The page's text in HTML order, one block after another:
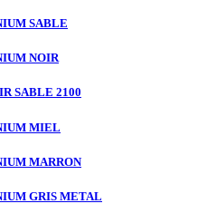
SABLE
NOIR
SABLE 2100
MIEL
MARRON
GRIS METAL